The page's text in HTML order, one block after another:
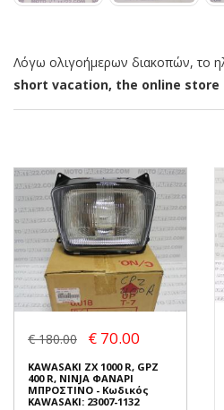
Λόγω ολιγοήμερων διακοπών, το
short vacation, the online store
€ 180.00 € 70.00
KAWASAKI ZX 1000 R, GPZ
400 R, NINJA ΦΑΝΑΡΙ
ΜΠΡΟΣΤΙΝΟ - Κωδικός
KAWASAKI: 23007-1132